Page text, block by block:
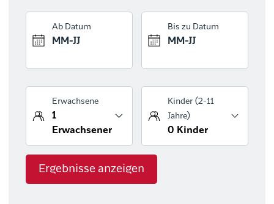
Ab Datum
MM-JJ
Bis zu Datum
MM-JJ
Ergebnisse anzeigen